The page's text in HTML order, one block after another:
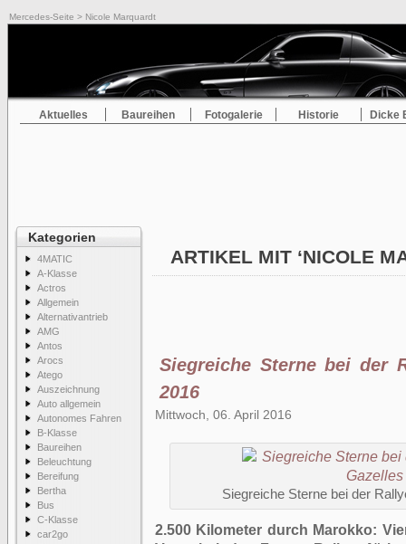
Mercedes-Seite > Nicole Marquardt
Aktuelles Baureihen Fotogalerie Historie Dicke
Kategorien
4MATIC
A-Klasse
Actros
Allgemein
Alternativantrieb
AMG
Antos
Arocs
Atego
Auszeichnung
Auto allgemein
Autonomes Fahren
B-Klasse
Baureihen
Beleuchtung
Bereifung
Bertha
Bus
C-Klasse
car2go
ARTIKEL MIT ‘NICOLE
Siegreiche Sterne bei der
2016
Mittwoch, 06. April 2016
Siegreiche Sterne bei der
2.500 Kilometer durch Marokko: